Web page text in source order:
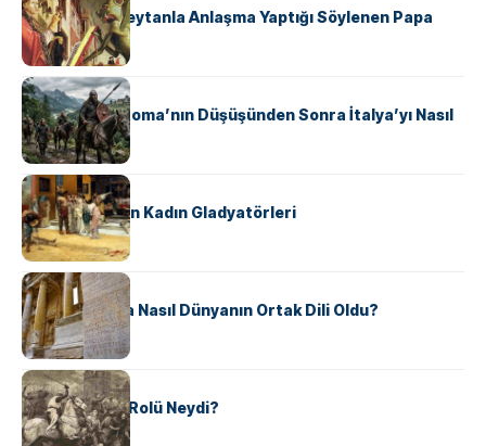
II. Silvester: Şeytanla Anlaşma Yaptığı Söylenen Papa
KÜLTÜR
Ostrogotlar Roma’nın Düşüşünden Sonra İtalya’yı Nasıl
Ele Geçirdi?
KÜLTÜR
Antik Roma’nın Kadın Gladyatörleri
KÜLTÜR
Antik Yunanca Nasıl Dünyanın Ortak Dili Oldu?
KÜLTÜR
Valdensler’in Rolü Neydi?